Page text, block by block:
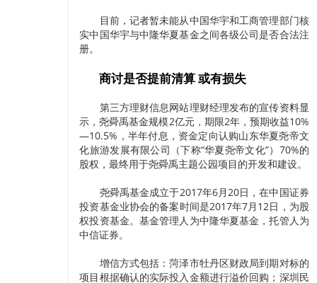
目前，记者暂未能从中国华宇和工商管理部门核
实中国华宇与中隆华夏基金之间各级公司是否合法注
册。
商讨是否提前清算 或有损失
第三方理财信息网站理财经理发布的宣传资料显
示，尧舜禹基金规模2亿元，期限2年，预期收益10%
—10.5%，半年付息，资金定向认购山东华夏尧帝文
化旅游发展有限公司（下称“华夏尧帝文化”）70%的
股权，最终用于尧舜禹主题公园项目的开发和建设。
尧舜禹基金成立于2017年6月20日，在中国证券
投资基金业协会的备案时间是2017年7月12日，为股
权投资基金。基金管理人为中隆华夏基金，托管人为
中信证券。
增信方式包括：菏泽市牡丹区财政局到期对标的
项目根据确认的实际投入金额进行溢价回购；深圳民